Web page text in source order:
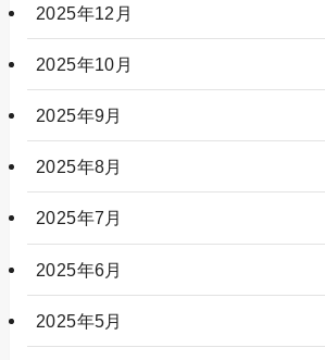
2025年12月
2025年10月
2025年9月
2025年8月
2025年7月
2025年6月
2025年5月